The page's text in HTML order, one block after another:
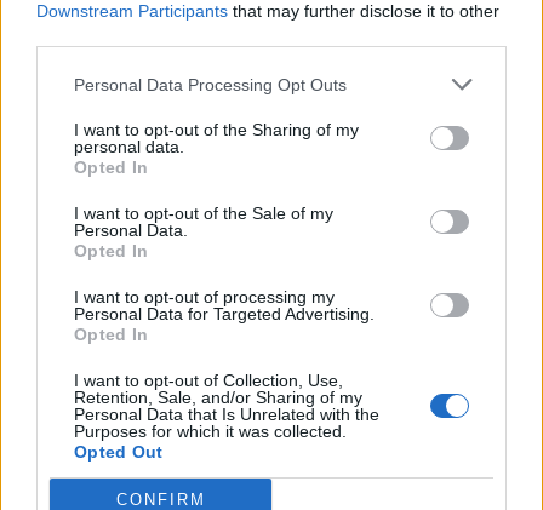
Downstream Participants that may further disclose it to other
Personal Data Processing Opt Outs
I want to opt-out of the Sharing of my
personal data.
Opted In
I want to opt-out of the Sale of my
Personal Data.
Opted In
I want to opt-out of processing my
Personal Data for Targeted Advertising.
Opted In
I want to opt-out of Collection, Use,
Retention, Sale, and/or Sharing of my
Personal Data that Is Unrelated with the
Purposes for which it was collected.
Opted Out
CONFIRM
WhatsApp Stampa
LE MIGLIORI OFFERTE AMAZON